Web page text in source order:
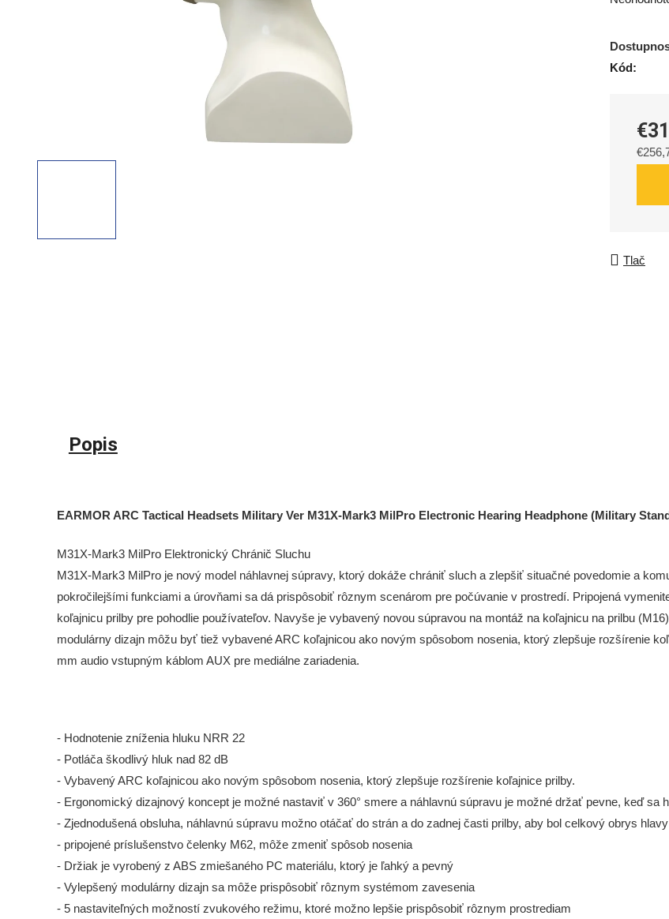
je
0,0
hviezdičiek.
Kód:
Tlač
Popis
EARMOR ARC Tactical Headsets Military Ver M31X-Mark3 MilPro Electronic Hearing Headphone (Military
M31X-Mark3 MilPro Elektronický Chránič Sluchu
M31X-Mark3 MilPro je nový model náhlavnej súpravy, ktorý dokáže chrániť sluch a zlepšiť situačné povedomie a
pokročilejšími funkciami a úrovňami sa dá prispôsobiť rôznym scenárom pre počúvanie v prostredí. Pripojená
koľajnicu prilby pre pohodlie používateľov. Navyše je vybavený novou súpravou na montáž na koľajnicu na prilbu
modulárny dizajn môžu byť tiež vybavené ARC koľajnicou ako novým spôsobom nosenia, ktorý zlepšuje rozšírenie
mm audio vstupným káblom AUX pre mediálne zariadenia.
- Hodnotenie zníženia hluku NRR 22
- Potláča škodlivý hluk nad 82 dB
- Vybavený ARC koľajnicou ako novým spôsobom nosenia, ktorý zlepšuje rozšírenie koľajnice prilby.
- Ergonomický dizajnový koncept je možné nastaviť v 360° smere a náhlavnú súpravu je možné držať pevne, keď sa
- Zjednodušená obsluha, náhlavnú súpravu možno otáčať do strán a do zadnej časti prilby, aby bol celkový obrys
- pripojené príslušenstvo čelenky M62, môže zmeniť spôsob nosenia
- Držiak je vyrobený z ABS zmiešaného PC materiálu, ktorý je ľahký a pevný
- Vylepšený modulárny dizajn sa môže prispôsobiť rôznym systémom zavesenia
- 5 nastaviteľných možností zvukového režimu, ktoré možno lepšie prispôsobiť rôznym prostrediam